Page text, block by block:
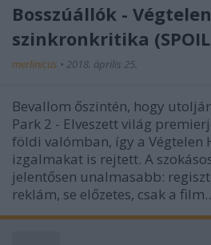
Bosszúállók -
szinkronkritika
merlinicus • 2018. április 25.
Bevallom őszintén, hogy
Park 2 - Elveszett világ
földi valómban, így a Végtelen
izgalmakat is rejtett. A
jelentősen unalmasabb:
reklám, se előzetes, csak a